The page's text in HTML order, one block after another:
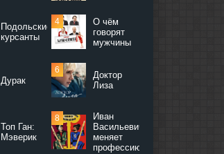
Подольские
курсанты
О чём
говорят
мужчины
Дурак
Доктор
Лиза
Топ Ган:
Мэверик
Иван
Васильевич
меняет
профессию